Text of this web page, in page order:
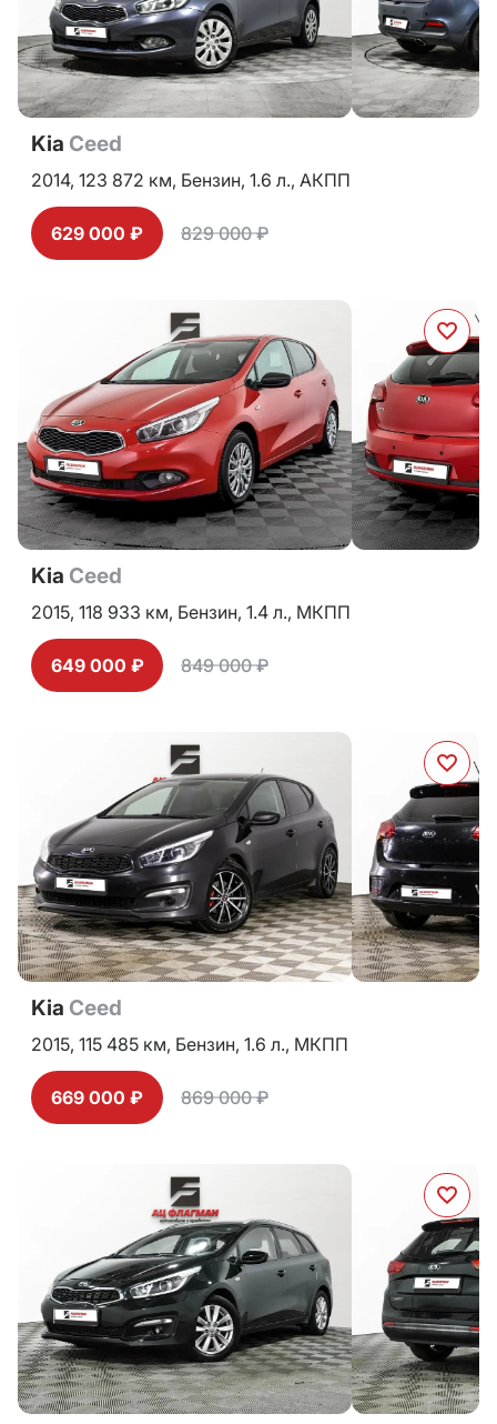
Kia Ceed
2014, 123 872 км, Бензин, 1.6 л., АКПП
629 000 ₽ 829 000 ₽
Kia Ceed
2015, 118 933 км, Бензин, 1.4 л., МКПП
649 000 ₽ 849 000 ₽
Kia Ceed
2015, 115 485 км, Бензин, 1.6 л., МКПП
669 000 ₽ 869 000 ₽